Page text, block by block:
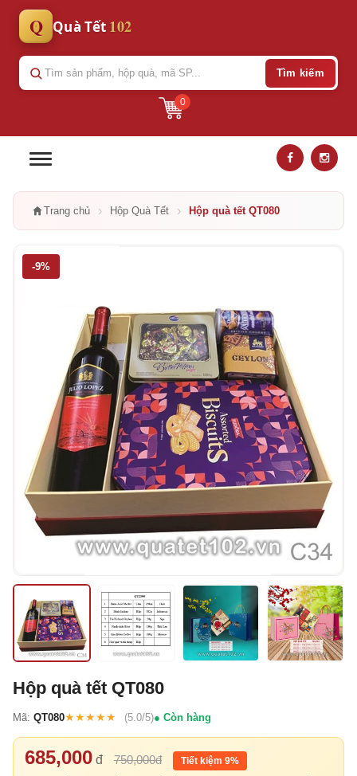
Q Quà Tết 102
0
Tìm kiếm
Trang chủ › Hộp Quà Tết › Hộp quà tết QT080
-9%
Hộp quà tết QT080
Mã: QT080★★★★★ (5.0/5) Còn hàng
685,000 đ 750,000đ
Tiết kiệm 9%